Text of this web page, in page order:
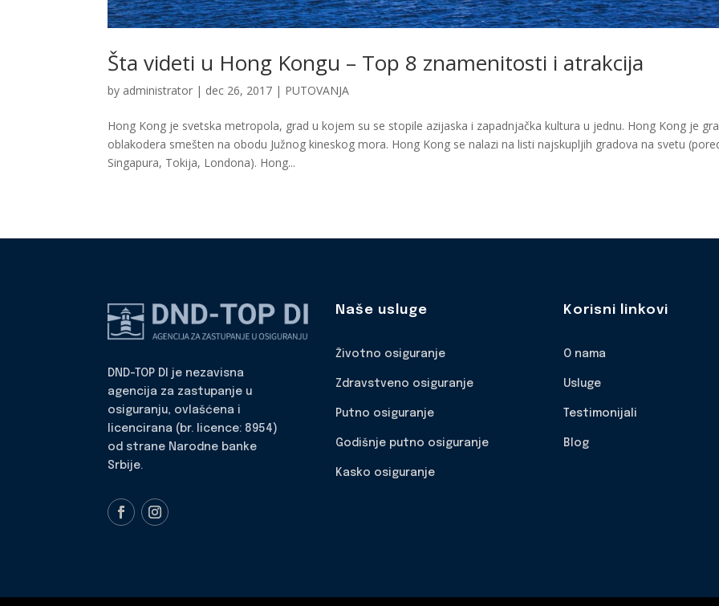
Šta videti u Hong Kongu – Top 8 znamenitosti i atrakcija
by administrator | dec 26, 2017 | PUTOVANJA
Hong Kong je svetska metropola, grad u kojem su se stopile azijaska i zapadnjačka kultura u jednu. Hong Kong je
oblakodera smešten na obodu Južnog kineskog mora. Hong Kong se nalazi na listi najskupljih gradova na svetu
Singapura, Tokija, Londona). Hong...
DND-TOP DI je nezavisna
agencija za zastupanje u
osiguranju, ovlašćena i
licencirana (br. licence: 8954)
od strane Narodne banke
Srbije.
Naše usluge
Životno osiguranje
Zdravstveno osiguranje
Putno osiguranje
Godišnje putno osiguranje
Kasko osiguranje
Korisni linkovi
O nama
Usluge
Testimonijali
Blog